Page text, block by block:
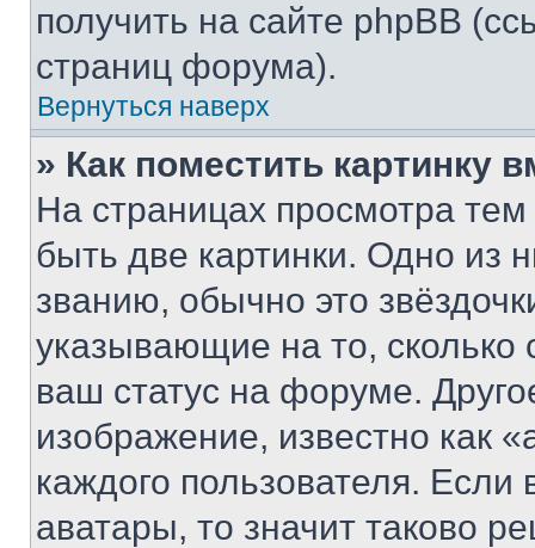
получить на сайте phpBB
страниц форума).
Вернуться наверх
» Как поместить картинку
На страницах просмотра
быть две картинки. Одно из
званию, обычно это
указывающие на то,
ваш статус на форуме.
изображение, известно как
каждого пользователя.
аватары, то значит таково